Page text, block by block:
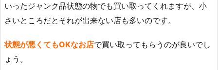
いったジャンク品状態の物でも買い取ってくれますが、小
さいところだとそれが出来ない店も多いのです。
状態が悪くてもOKなお店で買い取ってもらうのが良いでし
ょう。